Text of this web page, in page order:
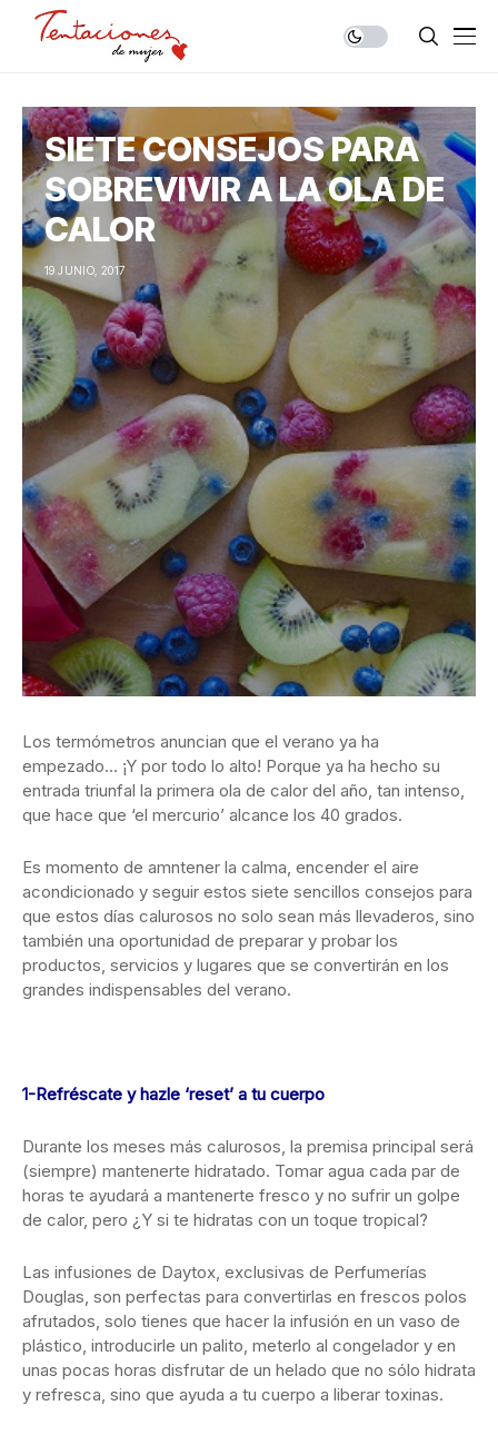
SIETE CONSEJOS PARA
SOBREVIVIR A LA OLA DE
CALOR
19 JUNIO, 2017
Los termómetros anuncian que el verano ya ha
empezado… ¡Y por todo lo alto! Porque ya ha hecho su
entrada triunfal la primera ola de calor del año, tan intenso,
que hace que ‘el mercurio’ alcance los 40 grados.
Es momento de amntener la calma, encender el aire
acondicionado y seguir estos siete sencillos consejos para
que estos días calurosos no solo sean más llevaderos, sino
también una oportunidad de preparar y probar los
productos, servicios y lugares que se convertirán en los
grandes indispensables del verano.
1-Refréscate y hazle ‘reset’ a tu cuerpo
Durante los meses más calurosos, la premisa principal será
(siempre) mantenerte hidratado. Tomar agua cada par de
horas te ayudará a mantenerte fresco y no sufrir un golpe
de calor, pero ¿Y si te hidratas con un toque tropical?
Las infusiones de Daytox, exclusivas de Perfumerías
Douglas, son perfectas para convertirlas en frescos polos
afrutados, solo tienes que hacer la infusión en un vaso de
plástico, introducirle un palito, meterlo al congelador y en
unas pocas horas disfrutar de un helado que no sólo hidrata
y refresca, sino que ayuda a tu cuerpo a liberar toxinas.